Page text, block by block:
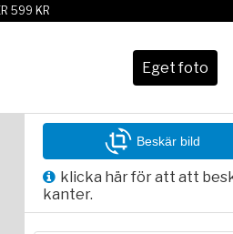
599 KR
Eget foto
Beskär bild
klicka här för att att
kanter.